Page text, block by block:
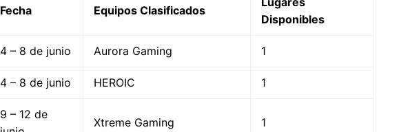
Fecha Equipos Clasificados
Disponibles
4 – 8 de junio Aurora Gaming 1
4 – 8 de junio HEROIC 1
9 – 12 de
Xtreme Gaming 1